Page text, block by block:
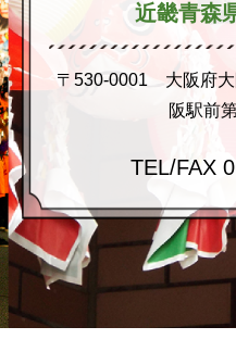
近畿青森
〒530-0001 大阪府大
阪駅前
TEL/FAX